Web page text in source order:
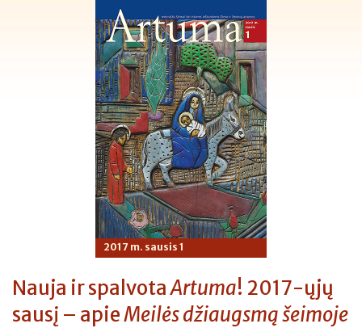
2017 m. sausis 1
Nauja ir spalvotaArtuma! 2017-ųjų
sausį – apieMeilės džiaugsmą šeimoje